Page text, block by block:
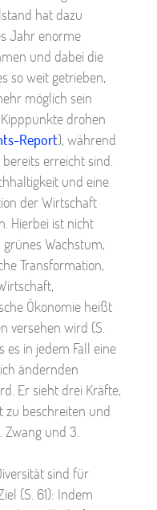
hat dazu
Jahr enorme
und dabei die
so weit getrieben,
möglich sein
drohen
Report), während
bereits erreicht sind.
und eine
der Wirtschaft
Hierbei ist nicht
Wachstum,
Transformation,
Ökonomie heißt
versehen wird (S.
es in jedem Fall eine
ändernden
Er sieht drei Kräfte,
zu beschreiten und
und 3.
sind für
(S. 61): Indem